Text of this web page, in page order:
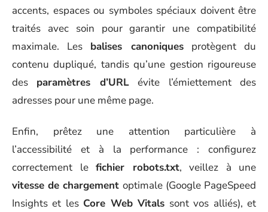
accents, espaces ou symboles spéciaux doivent être
traités avec soin pour garantir une compatibilité
maximale. Les balises canoniquesprotègent du
contenu dupliqué, tandis qu’une gestion rigoureuse
des paramètres d’URLévite l’émiettement des
adresses pour une même page.
Enfin, prêtez une attention particulière à
l’accessibilité et à la performance : configurez
correctement le fichier robots.txt, veillez à une
vitesse de chargement optimale (Google PageSpeed
Insights et les Core Web Vitals sont vos alliés), et